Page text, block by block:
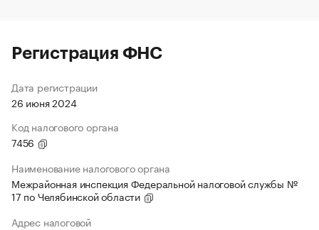
Регистрация ФНС
Дата регистрации
26 июня 2024
Код налогового органа
7456
Наименование налогового органа
Межрайонная инспекция Федеральной налоговой службы №
17 по Челябинской области
Адрес налоговой